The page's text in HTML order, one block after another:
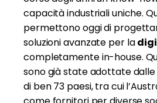
capacità industriali uniche.
permettono oggi di
soluzioni avanzate per la
completamente in-house.
sono già state adottate
di ben 73 paesi, tra cui